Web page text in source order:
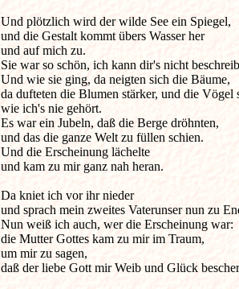
Und plötzlich wird der wilde See ein Spiegel,
und die Gestalt kommt übers Wasser her
und auf mich zu.
Sie war so schön, ich kann dir's nicht
Und wie sie ging, da neigten sich die Bäume,
da dufteten die Blumen stärker, und die Vögel
wie ich's nie gehört.
Es war ein Jubeln, daß die Berge dröhnten,
und das die ganze Welt zu füllen schien.
Und die Erscheinung lächelte
und kam zu mir ganz nah heran.
Da kniet ich vor ihr nieder
und sprach mein zweites Vaterunser nun zu
Nun weiß ich auch, wer die Erscheinung war:
die Mutter Gottes kam zu mir im Traum,
um mir zu sagen,
daß der liebe Gott mir Weib und Glück